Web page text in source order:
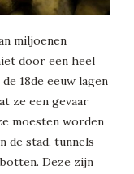
miljoenen
door een heel
18de eeuw lagen
ze een gevaar
moesten worden
de stad, tunnels
Deze zijn